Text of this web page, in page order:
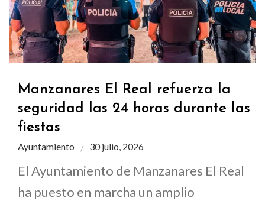
Manzanares El Real refuerza la
seguridad las 24 horas durante las
fiestas
Ayuntamiento 30 julio, 2026
El Ayuntamiento de Manzanares El Real
ha puesto en marcha un amplio